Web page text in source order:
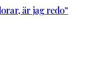
är jag redo”